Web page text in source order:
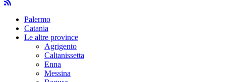
Palermo
Catania
Le altre province
Agrigento
Caltanissetta
Enna
Messina